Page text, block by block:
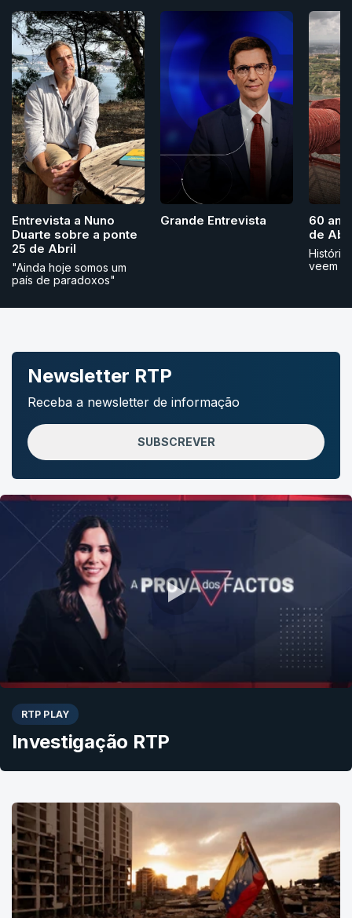
Entrevista a Nuno
Duarte sobre a ponte
25 de Abril
"Ainda hoje somos um
país de paradoxos"
Grande Entrevista
60
de
veem
Newsletter RTP
Receba a newsletter de informação
SUBSCREVER
RTP PLAY
Investigação RTP